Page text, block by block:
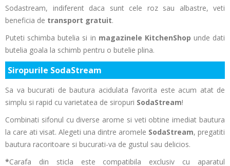
Sodastream, indiferent daca sunt cele roz sau albastre, veti
beneficia de transport gratuit.
Puteti schimba butelia si in magazinele KitchenShop unde dati
butelia goala la schimb pentru o butelie plina.
Siropurile SodaStream
Sa va bucurati de bautura acidulata favorita este acum atat de
simplu si rapid cu varietatea de siropuri SodaStream!
Combinati sifonul cu diverse arome si veti obtine imediat bautura
la care ati visat. Alegeti una dintre aromele SodaStream, pregatiti
bautura racoritoare si bucurati-va de gustul sau delicios.
*Carafa din sticla este compatibila exclusiv cu aparatul